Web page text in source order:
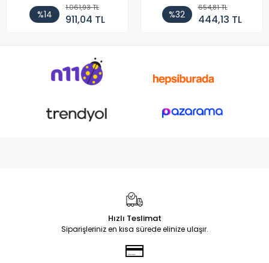
%14
1.061,93 TL
911,04 TL %32
654,81 TL
444,13 TL
Hızlı Teslimat
Siparişleriniz en kısa sürede elinize ulaşır.